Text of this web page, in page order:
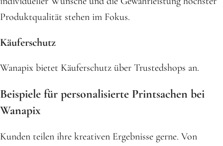
Produktqualität stehen im Fokus.
Käuferschutz
Wanapix bietet Käuferschutz über Trustedshops an.
Beispiele für personalisierte Printsachen bei
Wanapix
Kunden teilen ihre kreativen Ergebnisse gerne. Von